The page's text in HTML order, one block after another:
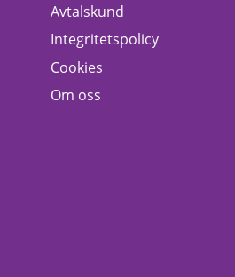
Avtalskund
Integritetspolicy
Cookies
Om oss